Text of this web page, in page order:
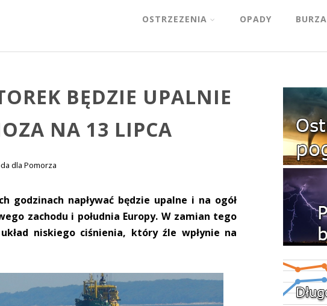
OSTRZEZENIA OPADY BURZA
BĘDZIE UPALNIE
NA 13 LIPCA
dla Pomorza
godzinach napływać będzie upalne i na ogół
zachodu i południa Europy. W zamian tego
niskiego ciśnienia, który źle wpłynie na